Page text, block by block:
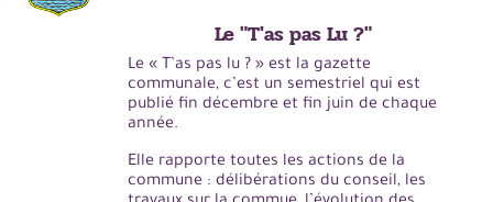
Le "T'as pas Lu ?"
Le « T’as pas lu ? » est la gazette
communale, c’est un semestriel qui est
publié fin décembre et fin juin de chaque
année.
Elle rapporte toutes les actions de la
commune : délibérations du conseil, les